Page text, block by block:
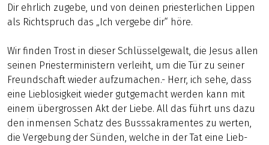
Dir ehrlich zugebe, und von deinen priesterlichen Lippen
als Richtspruch das „Ich vergebe dir“ höre.
Wir finden Trost in dieser Schlüsselgewalt, die Jesus allen
seinen Priesterministern verleiht, um die Tür zu seiner
Freundschaft wieder aufzumachen.- Herr, ich sehe, dass
eine Lieblosigkeit wieder gutgemacht werden kann mit
einem übergrossen Akt der Liebe. All das führt uns dazu
den inmensen Schatz des Busssakramentes zu werten,
die Vergebung der Sünden, welche in der Tat eine Lieb-